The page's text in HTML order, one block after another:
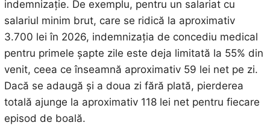
indemnizație. De exemplu, pentru un salariat cu
salariul minim brut, care se ridică la aproximativ
3.700 lei în 2026, indemnizația de concediu medical
pentru primele șapte zile este deja limitată la 55% din
venit, ceea ce înseamnă aproximativ 59 lei net pe zi.
Dacă se adaugă și a doua zi fără plată, pierderea
totală ajunge la aproximativ 118 lei net pentru fiecare
episod de boală.